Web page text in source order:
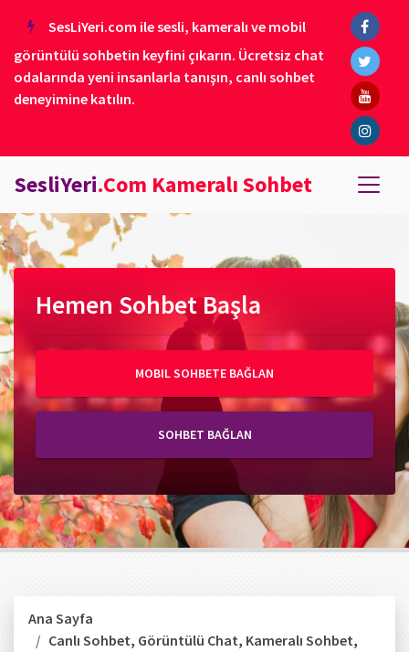
SesLiYeri.com ile sesli, kameralı ve mobil
görüntülü sohbetin keyfini çıkarın. Ücretsiz chat
odalarında yeni insanlarla tanışın, canlı sohbet
deneyimine katılın.
SesliYeri.Com Kameralı Sohbet
Hemen Sohbet Başla
MOBIL SOHBETE BAĞLAN
SOHBET BAĞLAN
Ana Sayfa
Canlı Sohbet, Görüntülü Chat, Kameralı Sohbet,